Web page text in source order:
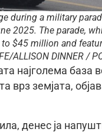
during a military
2025. The parade,
$45 million and
ALLISON DINNER /
најголема база
врз земјата,
денес ја